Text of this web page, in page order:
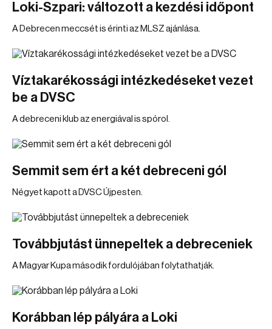
Loki-Szpari: változott a kezdési időpont
A Debrecen meccsét is érinti az MLSZ ajánlása.
Víztakarékossági intézkedéseket vezet
be a DVSC
A debreceni klub az energiával is spórol.
Semmit sem ért a két debreceni gól
Négyet kapott a DVSC Újpesten.
Továbbjutást ünnepeltek a debreceniek
A Magyar Kupa második fordulójában folytathatják.
Korábban lép pályára a Loki